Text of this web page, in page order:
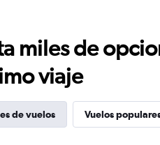
miles de
viaje
de vuelos Vuelos